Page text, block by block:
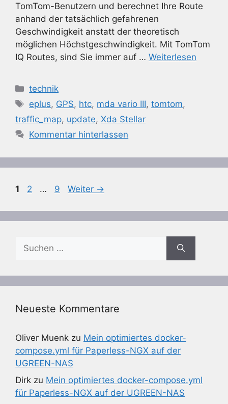
TomTom-Benutzern und berechnet Ihre Route
anhand der tatsächlich gefahrenen
Geschwindigkeit anstatt der theoretisch
möglichen Höchstgeschwindigkeit. Mit TomTom
IQ Routes, sind Sie immer auf … Weiterlesen
Kategorien
technik
Schlagwörter
eplus, GPS, htc, mda vario III,tomtom,
traffic_map, update, Xda Stellar
Kommentar hinterlassen
Seite
1 Seite
2 … Seite
9 Weiter →
nach:
Neueste Kommentare
Oliver Muenk zu Mein optimiertes docker-
compose.yml für Paperless-NGX auf der
UGREEN-NAS
Dirk zu Mein optimiertes docker-compose.yml
für Paperless-NGX auf der UGREEN-NAS